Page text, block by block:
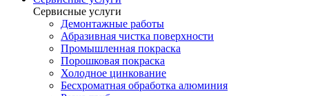
Сервисные услуги
Демонтажные работы
Абразивная чистка поверхности
Промышленная покраска
Порошковая покраска
Холодное цинкование
Бесхроматная обработка алюминия